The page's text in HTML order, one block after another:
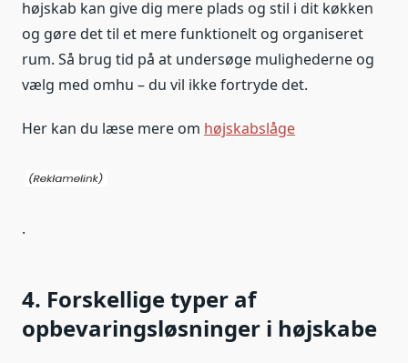
højskab kan give dig mere plads og stil i dit køkken
og gøre det til et mere funktionelt og organiseret
rum. Så brug tid på at undersøge mulighederne og
vælg med omhu – du vil ikke fortryde det.
Her kan du læse mere om højskabslåge
.
4. Forskellige typer af
opbevaringsløsninger i højskabe